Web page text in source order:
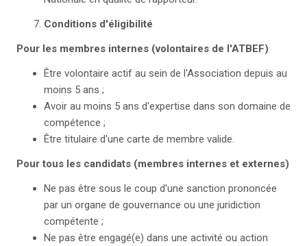
Conditions d'éligibilité
Pour les membres internes (volontaires de l'ATBEF)
Être volontaire actif au sein de l'Association depuis au
moins 5 ans ;
Avoir au moins 5 ans d'expertise dans son domaine de
compétence ;
Être titulaire d'une carte de membre valide.
Pour tous les candidats (membres internes et externes)
Ne pas être sous le coup d'une sanction prononcée
par un organe de gouvernance ou une juridiction
compétente ;
Ne pas être engagé(e) dans une activité ou action